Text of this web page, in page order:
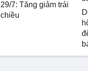
29/7: Tăng giảm trái
chiều